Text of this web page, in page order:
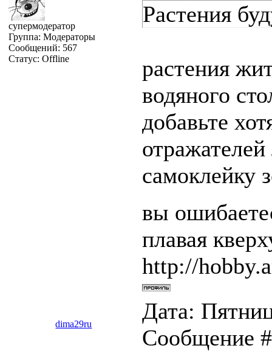
супермодератор
Группа: Модераторы
Сообщений: 567
Статус: Offline
Растения
растения
водяного
добавьте
самоклейку
вы
плавая
http://
dima29ru
Дата:
Сообщение